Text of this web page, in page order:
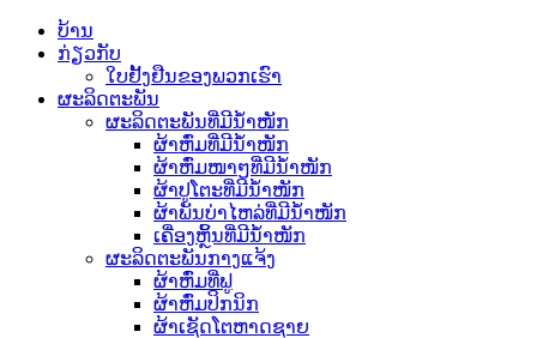
ບ້ານ
ກ່ຽວກັບ
ໃບຢັ້ງຢືນຂອງພວກເຮົາ
ຜະລິດຕະພັນ
ຜະລິດຕະພັນທີ່ມີນ້ຳໜັກ
ຜ້າຫົ່ມທີ່ມີນ້ຳໜັກ
ຜ້າຫົ່ມໜາໆທີ່ມີນ້ຳໜັກ
ຜ້າປູໂຕະທີ່ມີນ້ຳໜັກ
ຜ້າພັນບ່າໄຫລ່ທີ່ມີນ້ຳໜັກ
ເຄື່ອງຫຼິ້ນທີ່ມີນ້ຳໜັກ
ຜະລິດຕະພັນກາງແຈ້ງ
ຜ້າຫົ່ມທີ່ຟູ
ຜ້າຫົ່ມປິກນິກ
ຜ້າເຊັດໂຕຫາດຊາຍ